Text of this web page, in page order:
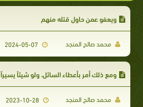
ويعفو عمن حاول قتله منهم
محمد صالح المنجد
ومع ذلك أمر بأعطاء السائل، ولو شيئاً يسيراً
محمد صالح المنجد 2023-10-28